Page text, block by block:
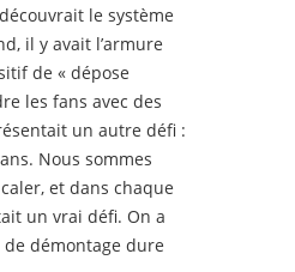
le système
il y avait l’armure
de « dépose
les fans avec des
un autre défi :
Nous sommes
et dans chaque
un vrai défi. On a
démontage dure